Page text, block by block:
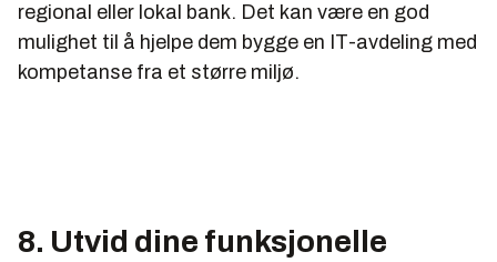
regional eller lokal bank. Det kan være en god
mulighet til å hjelpe dem bygge en IT-avdeling med
kompetanse fra et større miljø.
8. Utvid dine funksjonelle